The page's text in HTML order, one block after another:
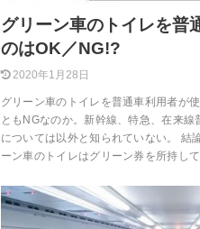
グリーン車のトイレを普
のはOK／NG!?
2020年1月28日
グリーン車のトイレを普通車利用者が
ともNGなのか。新幹線、特急、在来
については以外と知られていない。 結
ーン車のトイレはグリーン券を所持し